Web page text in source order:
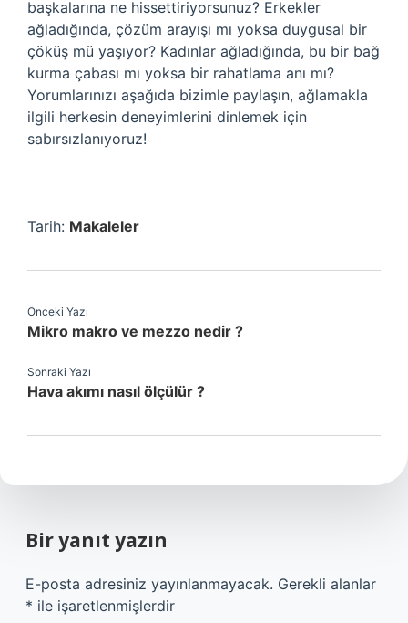
başkalarına ne hissettiriyorsunuz? Erkekler
ağladığında, çözüm arayışı mı yoksa duygusal bir
çöküş mü yaşıyor? Kadınlar ağladığında, bu bir bağ
kurma çabası mı yoksa bir rahatlama anı mı?
Yorumlarınızı aşağıda bizimle paylaşın, ağlamakla
ilgili herkesin deneyimlerini dinlemek için
sabırsızlanıyoruz!
Tarih: Makaleler
Önceki Yazı
Mikro makro ve mezzo nedir ?
Sonraki Yazı
Hava akımı nasıl ölçülür ?
Bir yanıt yazın
E-posta adresiniz yayınlanmayacak. Gerekli alanlar
* ile işaretlenmişlerdir